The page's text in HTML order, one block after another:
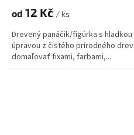
od 12 Kč / ks
Drevený panáčik/figúrka s
úpravou z čistého prírodného
domaľovať fixami, farbami,...